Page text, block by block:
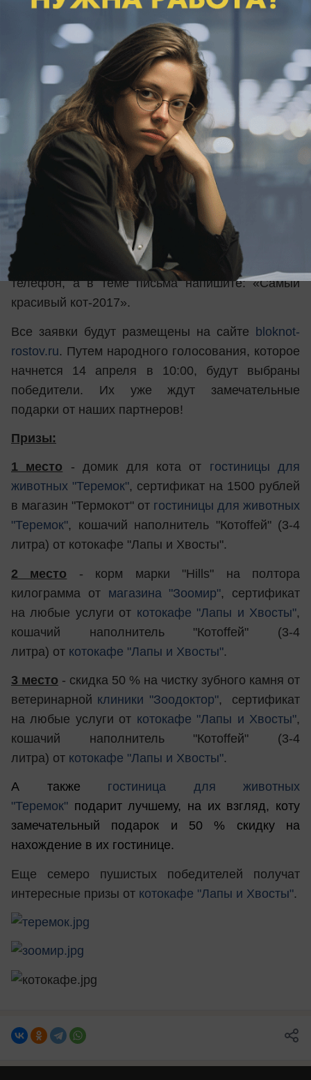
участие любой ростовчанин и житель области со
своим любимцем. Нужно лишь прислать
интересное фото или видео со своим котом,
кошкой или котенком. Напишите и о своем
питомце: как его зовут, как появился в вашей
семье и почему он такой замечательный.
Условия конкурса:
Присылайте в редакцию фотографию или видео
с котом, напишите о нем. Ваши письма
принимаются с 22 марта до 13 апреля (в
последний день - до 10:00) на почте:
rostov@bk.ru
или в WhatsApp +7-928-270-00-35.
Не забудьте указать Ф.И.О. и контактный
телефон, а в теме письма напишите: «Самый
красивый кот-2017».
Все заявки будут размещены на сайте bloknot-
rostov.ru. Путем народного голосования, которое
начнется 14 апреля в 10:00, будут выбраны
победители. Их уже ждут замечательные
подарки от наших партнеров!
Призы:
1 место - домик для кота от гостиницы для
животных "Теремок", сертификат на 1500 рублей
в магазин "Термокот" от гостиницы для животных
"Теремок", кошачий наполнитель "Котоffей" (3-4
литра) от котокафе "Лапы и Хвосты".
2 место - корм марки "Hills" на полтора
килограмма от магазина "Зоомир", сертификат
на любые услуги от котокафе "Лапы и Хвосты",
кошачий наполнитель "Котоffей" (3-4
литра) от котокафе "Лапы и Хвосты".
3 место - скидка 50 % на чистку зубного камня от
ветеринарной клиники "Зоодоктор", сертификат
на любые услуги от котокафе "Лапы и Хвосты",
кошачий наполнитель "Котоffей" (3-4
литра) от котокафе "Лапы и Хвосты".
А также гостиница для животных
"Теремок" подарит лучшему, на их взгляд, коту
замечательный подарок и 50 % скидку на
нахождение в их гостинице.
Еще семеро пушистых победителей получат
интересные призы от котокафе "Лапы и Хвосты".